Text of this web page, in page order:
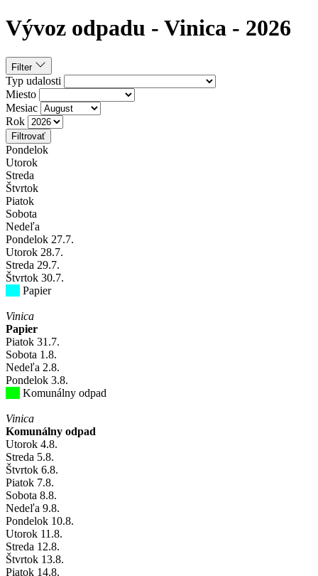
Vývoz odpadu - Vinica - 2026
Filter
Typ udalosti
Miesto
Mesiac
Rok
Filtrovať
Pondelok
Utorok
Streda
Štvrtok
Piatok
Sobota
Nedeľa
Pondelok 27.7.
Utorok 28.7.
Streda 29.7.
Štvrtok 30.7.
Papier
Vinica
Papier
Piatok 31 .7.
Sobota 1 .8.
Nedeľa 2.8.
Pondelok 3.8.
Komunálny odpad
Vinica
Komunálny odpad
Utorok 4.8.
Streda 5.8.
Štvrtok 6.8.
Piatok 7.8.
Sobota 8.8.
Nedeľa 9.8.
Pondelok 10.8.
Utorok 11 .8.
Streda 12.8.
Štvrtok 13.8.
Piatok 14.8.